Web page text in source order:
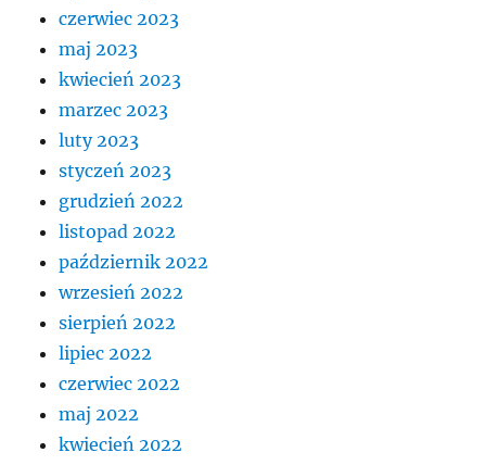
czerwiec 2023
maj 2023
kwiecień 2023
marzec 2023
luty 2023
styczeń 2023
grudzień 2022
listopad 2022
październik 2022
wrzesień 2022
sierpień 2022
lipiec 2022
czerwiec 2022
maj 2022
kwiecień 2022